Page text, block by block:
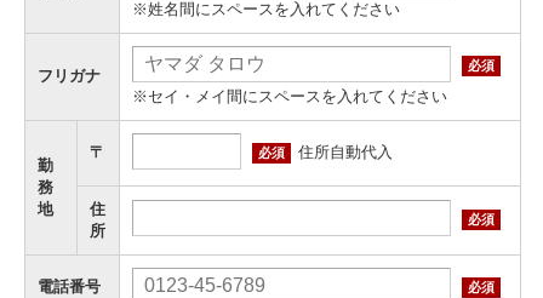
※姓名間にスペースを入れてください
フリガナ
必須
※セイ・メイ間にスペースを入れてください
勤
務
地
〒 必須 住所自動代入
住
所
必須
電話番号 必須